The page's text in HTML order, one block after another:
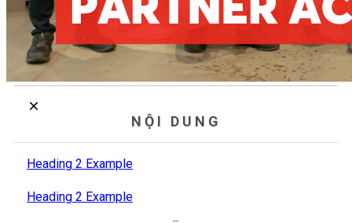
NỘI DUNG
Heading 2 Example
Heading 2 Example